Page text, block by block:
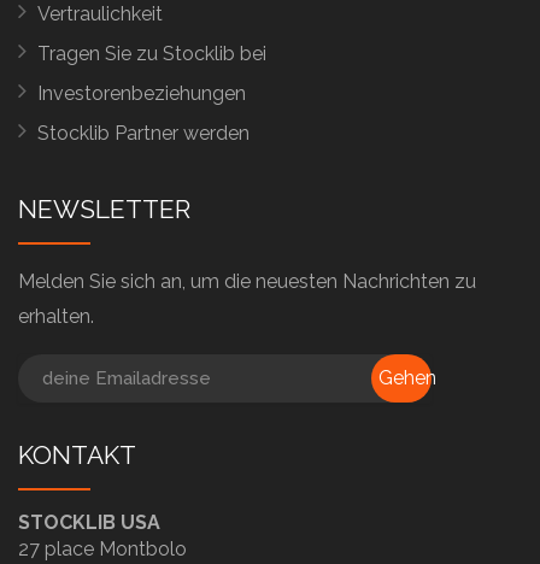
Vertraulichkeit
Tragen Sie zu Stocklib bei
Investorenbeziehungen
Stocklib Partner werden
NEWSLETTER
Melden Sie sich an, um die neuesten Nachrichten zu
erhalten.
Gehen
KONTAKT
STOCKLIB USA
27 place Montbolo